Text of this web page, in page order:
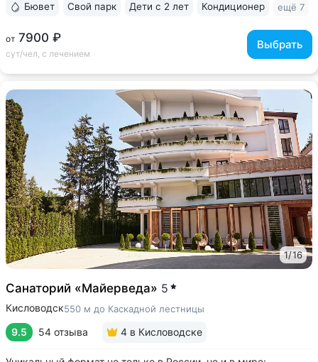
от 7900 ₽
сут/чел, с лечением
Выбрать
Бювет Свой парк Дети с 2 лет Кондиционер ещё 7
1/16
Санаторий «Майерведа» 5
Кисловодск550 м до Каскадной лестницы
9.5 54 отзыва 4 в Кисловодске